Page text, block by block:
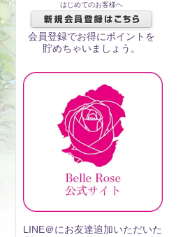
はじめてのお客様へ
会員登録でお得にポイントを
貯めちゃいましょう。
LINE＠にお友達追加いただいた